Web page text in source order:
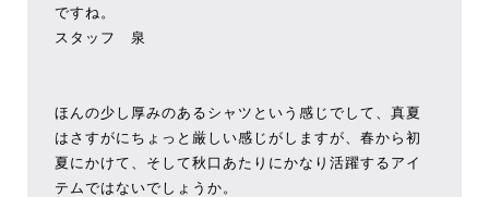
ですね。
スタッフ 泉
ほんの少し厚みのあるシャツという感じでして、真夏
はさすがにちょっと厳しい感じがしますが、春から初
夏にかけて、そして秋口あたりにかなり活躍するアイ
テムではないでしょうか。